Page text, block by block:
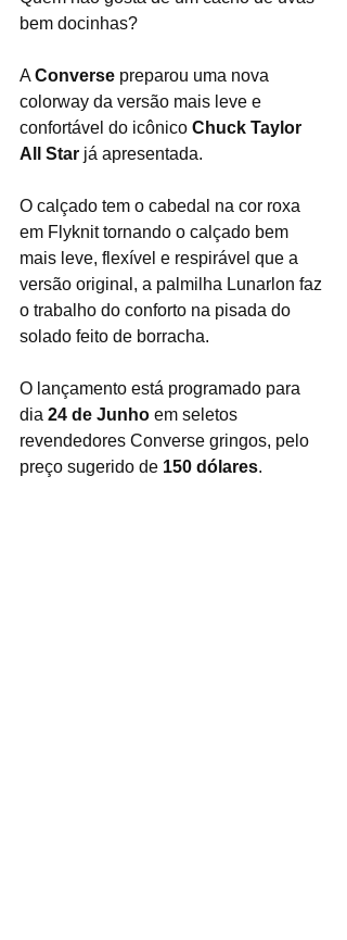
bem docinhas?
A Converse preparou uma nova
colorway da versão mais leve e
confortável do icônico Chuck Taylor
All Star já apresentada.
O calçado tem o cabedal na cor roxa
em Flyknit tornando o calçado bem
mais leve, flexível e respirável que a
versão original, a palmilha Lunarlon faz
o trabalho do conforto na pisada do
solado feito de borracha.
O lançamento está programado para
dia 24 de Junho em seletos
revendedores Converse gringos, pelo
preço sugerido de 150 dólares.